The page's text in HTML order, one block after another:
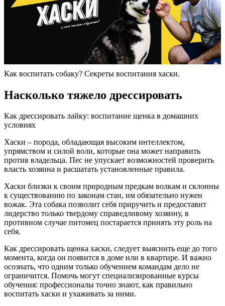
Как воспитать собаку? Секреты воспитания хаски.
Насколько тяжело дрессировать
Как дрессировать лайку: воспитание щенка в домашних
условиях
Хаски – порода, обладающая высоким интеллектом,
упрямством и силой воли, которые она может направить
против владельца. Пес не упускает возможностей проверить
власть хозяина и расшатать установленные правила.
Хаски близки к своим природным предкам волкам и склонны
к существованию по законам стаи, им обязательно нужен
вожак. Эта собака позволит себя приручить и предоставит
лидерство только твердому справедливому хозяину, в
противном случае питомец постарается принять эту роль на
себя.
Как дрессировать щенка хаски, следует выяснить еще до того
момента, когда он появится в доме или в квартире. И важно
осознать, что одним только обучением командам дело не
ограничится. Помочь могут специализированные курсы
обучения: профессионалы точно знают, как правильно
воспитать хаски и ухаживать за ними.